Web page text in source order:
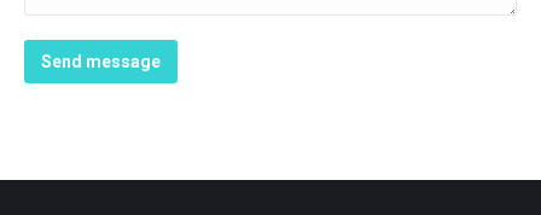
Send message